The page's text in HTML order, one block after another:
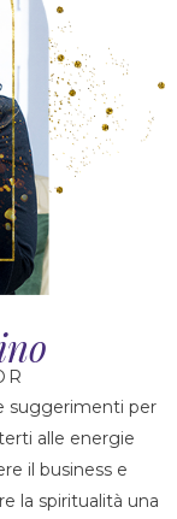
suggerimenti per
alle energie
il business e
la spiritualità una